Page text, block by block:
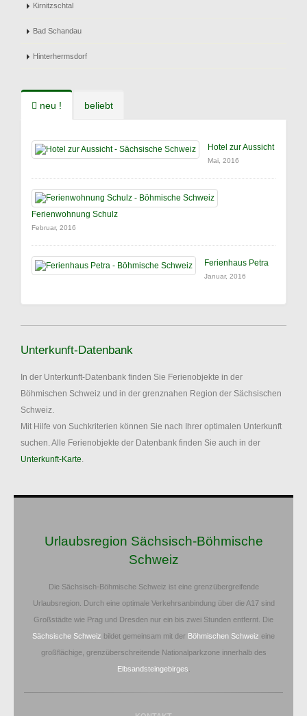
Kirnitzschtal
Bad Schandau
Hinterhermsdorf
neu ! beliebt
Hotel zur Aussicht
Mai, 2016
Ferienwohnung Schulz
Februar, 2016
Ferienhaus Petra
Januar, 2016
Unterkunft-Datenbank
In der Unterkunft-Datenbank finden Sie Ferienobjekte in der
Böhmischen Schweiz und in der grenznahen Region der Sächsischen
Schweiz.
Mit Hilfe von Suchkriterien können Sie nach Ihrer optimalen Unterkunft
suchen. Alle Ferienobjekte der Datenbank finden Sie auch in der
Unterkunft-Karte.
Urlaubsregion Sächsisch-Böhmische
Schweiz
Die Sächsisch-Böhmische Schweiz ist eine grenzübergreifende
Urlaubsregion. Durch eine optimale Verkehrsanbindung über die A17 sind
Großstädte wie Prag und Dresden nur ein bis zwei Stunden entfernt. Die
Sächsische Schweiz bildet gemeinsam mit der Böhmischen Schweiz eine
großflächige, grenzüberschreitende Nationalparkzone innerhalb des
Elbsandsteingebirges